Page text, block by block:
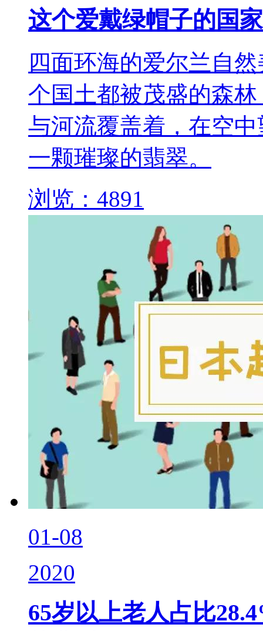
这个爱戴绿帽子的国
四面环海的爱尔兰自
个国土都被茂盛的森
与河流覆盖着，在空
一颗璀璨的翡翠。
浏览：4891
01-08
2020
65岁以上老人占比